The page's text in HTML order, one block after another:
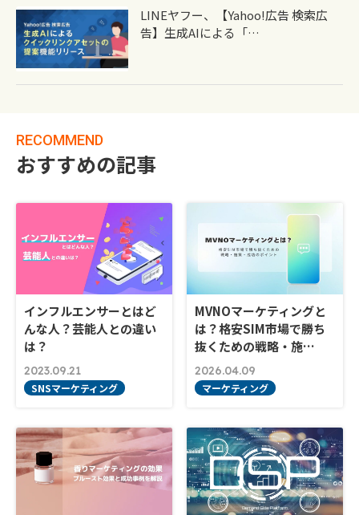
LINEヤフー、【Yahoo!広告 検索広
告】生成AIによる「…
RECOMMEND
おすすめの記事
インフルエンサーとはど
んな人？芸能人との違い
は？
2023.09.21
SNSマーケティング
MVNOマーケティングと
は？格安SIM市場で勝ち
抜くための戦略・施…
2026.04.09
マーケティング